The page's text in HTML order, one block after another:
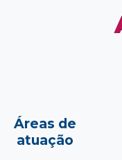
Áreas de
atuação